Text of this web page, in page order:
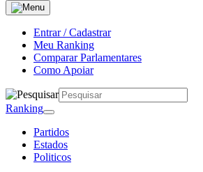
Entrar / Cadastrar
Meu Ranking
Comparar Parlamentares
Como Apoiar
Ranking
Partidos
Estados
Politicos